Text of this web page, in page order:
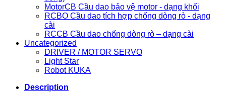
MotorCB Cầu dao bảo vệ motor - dạng khối
RCBO Cầu dao tích hợp chống dòng rò - dạng
cài
RCCB Cầu dao chống dòng rò – dạng cài
Uncategorized
DRIVER / MOTOR SERVO
Light Star
Robot KUKA
Description